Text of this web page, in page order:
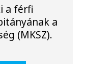
a férfi
a
(MKSZ).